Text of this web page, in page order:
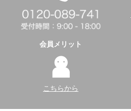
会員メリット
こちらから